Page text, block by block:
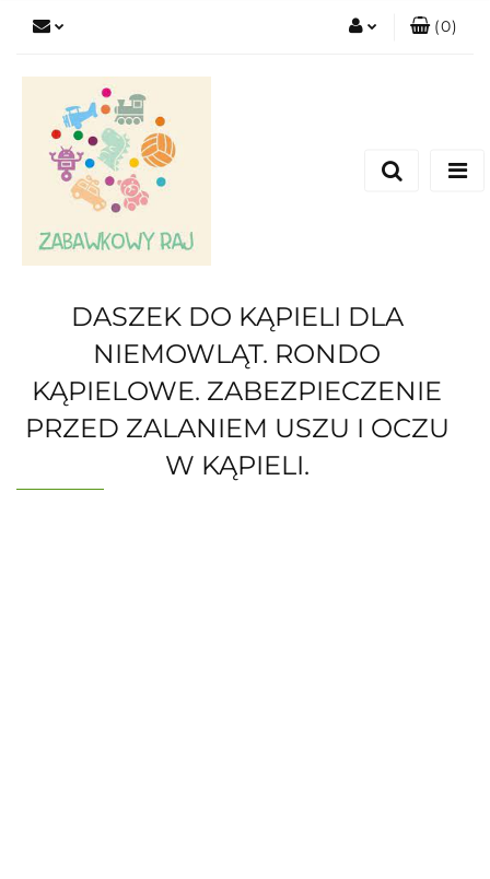
(0)
DASZEK DO KĄPIELI DLA
NIEMOWLĄT. RONDO
KĄPIELOWE. ZABEZPIECZENIE
PRZED ZALANIEM USZU I OCZU
W KĄPIELI.